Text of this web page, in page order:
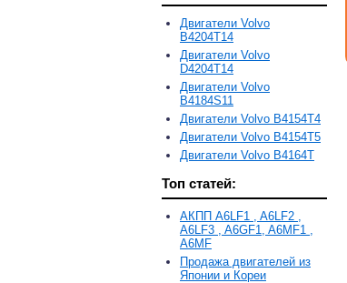
Двигатели Volvo
B4204T14
Двигатели Volvo
D4204T14
Двигатели Volvo
B4184S11
Двигатели Volvo B4154T4
Двигатели Volvo B4154T5
Двигатели Volvo B4164T
Топ статей:
АКПП A6LF1 , A6LF2 ,
A6LF3 , A6GF1, A6MF1 ,
A6MF
Продажа двигателей из
Японии и Кореи